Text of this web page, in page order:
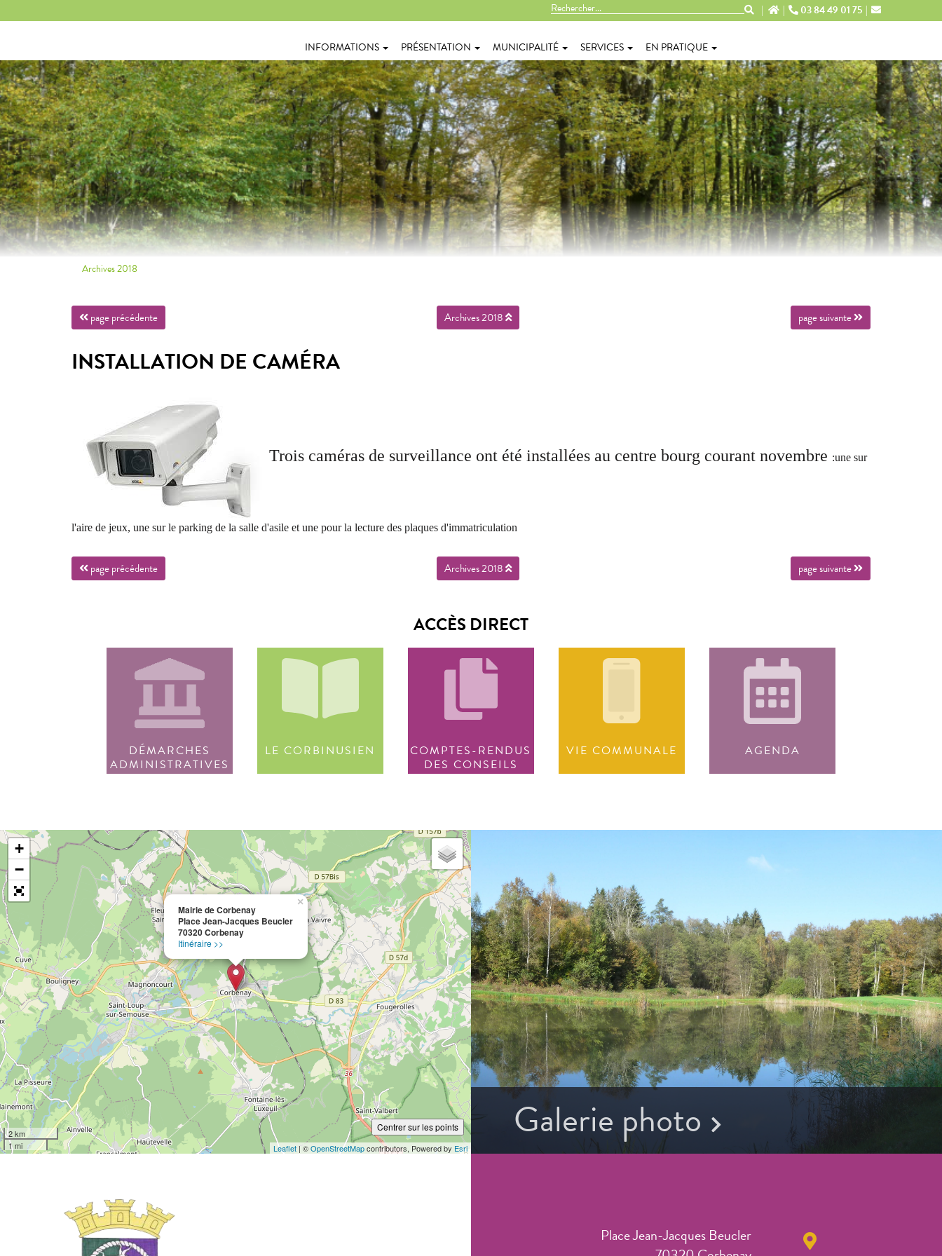
03 84 49 01 75
INFORMATIONS PRÉSENTATION MUNICIPALITÉ SERVICES EN PRATIQUE
Archives 2018
page précédente Archives 2018 page suivante
INSTALLATION DE CAMÉRA
Trois caméras de surveillance ont été installées au centre bourg courant novembre :une sur
l'aire de jeux, une sur le parking de la salle d'asile et une pour la lecture des plaques d'immatriculation
page précédente Archives 2018 page suivante
ACCÈS DIRECT
DÉMARCHES
ADMINISTRATIVES
LE CORBINUSIEN
COMPTES-RENDUS
DES CONSEILS
VIE COMMUNALE AGENDA
Mairie de Corbenay
Place Jean-Jacques Beucler
70320 Corbenay
Itinéraire >>
×
+
−
2 km
1 mi
Centrer sur les points
Leaflet | ©OpenStreetMapcontributors, Powered by Esri
Galerie photo
Place Jean-Jacques Beucler